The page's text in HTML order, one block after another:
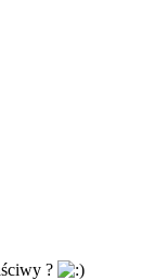
?